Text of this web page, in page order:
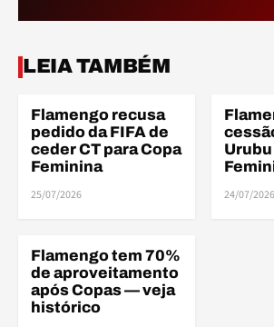
LEIA TAMBÉM
COPA DO MUNDO
Flamengo recusa
pedido da FIFA de
ceder CT para Copa
Feminina
25/07/2026
COPA DO
24/07/2026
BRASILEIRÃO
Flamengo tem 70%
de aproveitamento
após Copas — veja
histórico